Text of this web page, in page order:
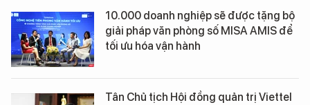
10.000 doanh nghiệp sẽ được tặng bộ
giải pháp văn phòng số MISA AMIS để
tối ưu hóa vận hành
Tân Chủ tịch Hội đồng quản trị Viettel